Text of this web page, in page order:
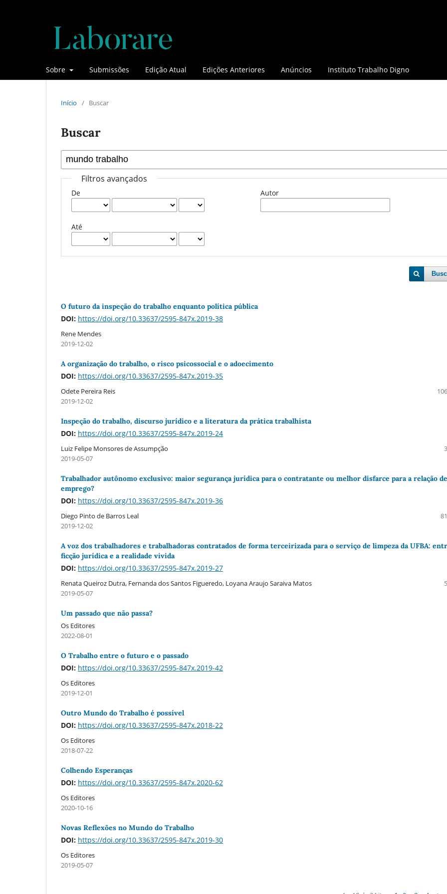
Sobre Submissões Edição Atual Edições Anteriores Anúncios Instituto Trabalho Digno
Início / Buscar
Buscar
Filtros avançados
De
Até
Autor
O futuro da inspeção do trabalho enquanto polí­tica pública
DOI: https://doi.org/10.33637/2595-847x.2019-38
Rene Mendes
2019-12-02
A organização do trabalho, o risco psicossocial e o adoecimento
DOI: https://doi.org/10.33637/2595-847x.2019-35
Odete Pereira Reis
2019-12-02
Inspeção do trabalho, discurso jurí­dico e a literatura da prática trabalhista
DOI: https://doi.org/10.33637/2595-847x.2019-24
Luiz Felipe Monsores de Assumpção
2019-05-07
Trabalhador autônomo exclusivo: maior segurança jurí­dica para o contratante ou melhor disfarce para a relação de
emprego?
DOI: https://doi.org/10.33637/2595-847x.2019-36
Diego Pinto de Barros Leal
2019-12-02
A voz dos trabalhadores e trabalhadoras contratados de forma terceirizada para o serviço de limpeza da UFBA:
ficção jurí­dica e a realidade vivida
DOI: https://doi.org/10.33637/2595-847x.2019-27
Renata Queiroz Dutra, Fernanda dos Santos Figueredo, Loyana Araujo Saraiva Matos
2019-05-07
Um passado que não passa?
Os Editores
2022-08-01
O Trabalho entre o futuro e o passado
DOI: https://doi.org/10.33637/2595-847x.2019-42
Os Editores
2019-12-01
Outro Mundo do Trabalho é possí­vel
DOI: https://doi.org/10.33637/2595-847x.2018-22
Os Editores
2018-07-22
Colhendo Esperanças
DOI: https://doi.org/10.33637/2595-847x.2020-62
Os Editores
2020-10-16
Novas Reflexões no Mundo do Trabalho
DOI: https://doi.org/10.33637/2595-847x.2019-30
Os Editores
2019-05-07